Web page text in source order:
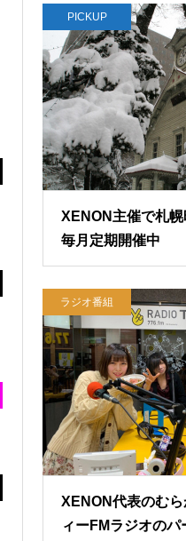
PICKUP
XENON主催で札
毎月定期開催中
ラジオ番組
XENON代表のむ
ィーFMラジオの